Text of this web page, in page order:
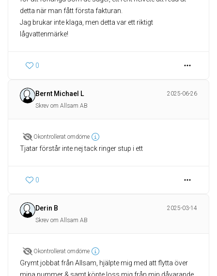
detta när man fått första fakturan.
Jag brukar inte klaga, men detta var ett riktigt
0
Bernt Michael L
2025-06-26
Skrev om Allsam AB
Okontrollerat omdöme
Tjatar förstår inte nej tack ringer stup i ett
0
Derin B
2025-03-14
Skrev om Allsam AB
Okontrollerat omdöme
Grymt jobbat från Allsam, hjälpte mig med att flytta över